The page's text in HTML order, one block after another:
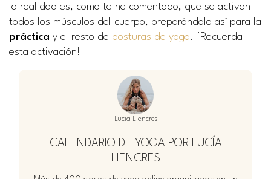
la realidad es, como te he comentado, que se activan
todos los músculos del cuerpo, preparándolo así para la
práctica y el resto de posturas de yoga. ¡Recuerda
esta activación!
Lucia Liencres
CALENDARIO DE YOGA POR LUCÍA
LIENCRES